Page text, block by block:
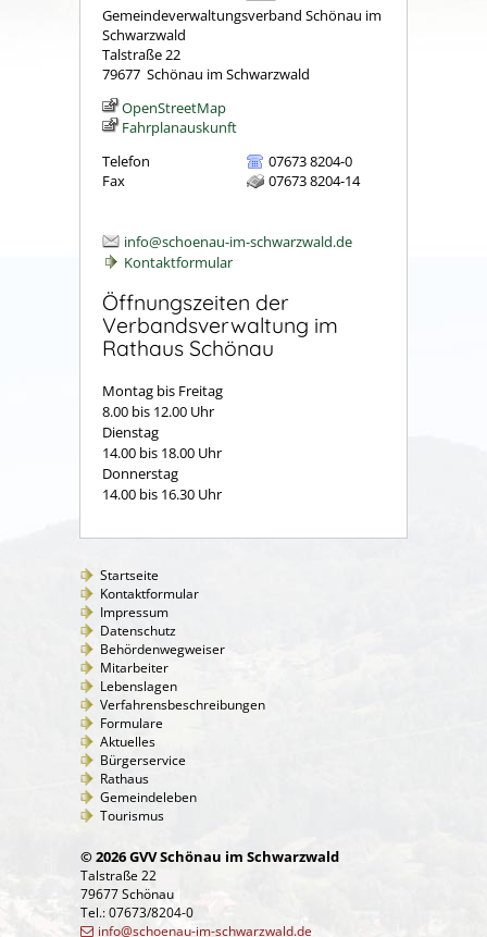
Gemeindeverwaltungsverband Schönau im
Schwarzwald
Talstraße 22
79677 Schönau im Schwarzwald
OpenStreetMap
Fahrplanauskunft
Telefon
07673 8204-0
Fax
07673 8204-14
info@schoenau-im-schwarzwald.de
Kontaktformular
Öffnungszeiten der
Verbandsverwaltung im
Rathaus Schönau
Montag bis Freitag
8.00 bis 12.00 Uhr
Dienstag
14.00 bis 18.00 Uhr
Donnerstag
14.00 bis 16.30 Uhr
Startseite
Kontaktformular
Impressum
Datenschutz
Behördenwegweiser
Mitarbeiter
Lebenslagen
Verfahrensbeschreibungen
Formulare
Aktuelles
Bürgerservice
Rathaus
Gemeindeleben
Tourismus
© 2026 GVV Schönau im Schwarzwald
Talstraße 22
79677 Schönau
Tel.: 07673/8204-0
info@schoenau-im-schwarzwald.de